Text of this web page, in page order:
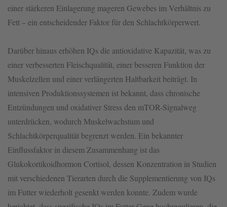
einer stärkeren Einlagerung mageren Gewebes im Verhältnis zu
Fett – ein entscheidender Faktor für den Schlachtkörperwert.
Darüber hinaus erhöhen IQs die antioxidative Kapazität, was zu
einer verbesserten Fleischqualität, einer besseren Funktion der
Muskelzellen und einer verlängerten Haltbarkeit beiträgt. In
intensiven Produktionssystemen ist bekannt, dass chronische
Entzündungen und oxidativer Stress den mTOR-Signalweg
unterdrücken, wodurch Muskelwachstum und
Schlachtkörperqualität begrenzt werden. Ein bekannter
Einflussfaktor in diesem Zusammenhang ist das
Glukokortikoidhormon Cortisol, dessen Konzentration in Studien
mit verschiedenen Tierarten durch die Supplementierung von IQs
im Futter wiederholt gesenkt werden konnte. Zudem wurde